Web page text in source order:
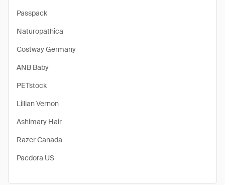
Passpack
Naturopathica
Costway Germany
ANB Baby
PETstock
Lillian Vernon
Ashimary Hair
Razer Canada
Pacdora US